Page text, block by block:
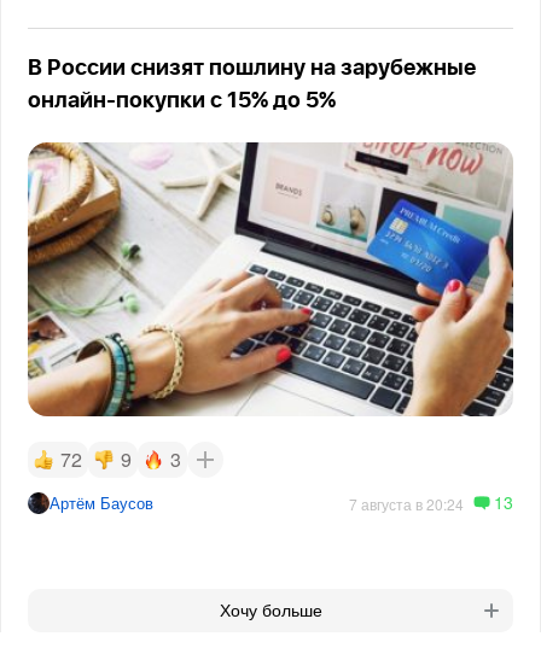
В России снизят пошлину на зарубежные
онлайн-покупки с 15% до 5%
72 9 3
Артём Баусов 7 августа в 20:24 13
Хочу больше